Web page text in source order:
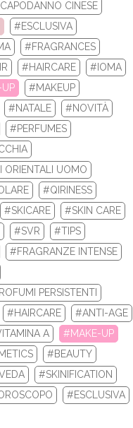
SELLERS DI
beauty Biotherm e
10
Addicted non
CINESE
#ESCLUSIVA
#FRAGRANCES
#HAIRCARE
#IOMA
#MAKEUP
#NATALE
#NOVITÀ
#PERFUMES
ORIENTALI UOMO
#QIRINESS
#SKICARE
#SKIN CARE
#SVR
#TIPS
#FRAGRANZE INTENSE
PERSISTENTI
#HAIRCARE
#ANTI-AGE
A
#MAKE-UP
#BEAUTY
#SKINIFICATION
#ESCLUSIVA